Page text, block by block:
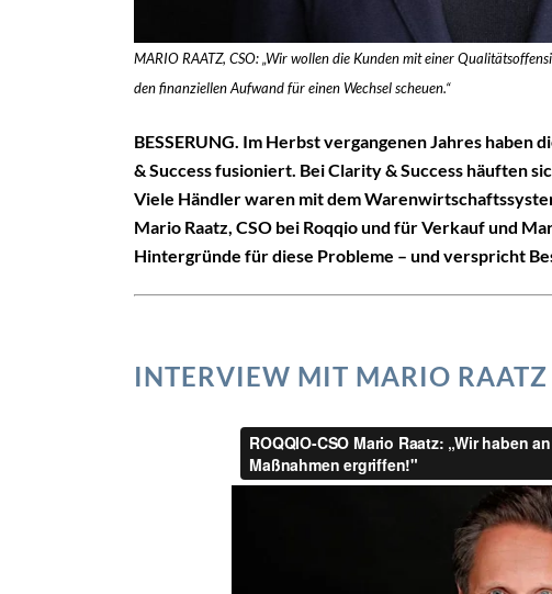
MARIO RAATZ, CSO: „Wir wollen die Kunden mit einer
den finanziellen Aufwand für einen Wechsel scheuen.“
BESSERUNG. Im Herbst vergangenen Jahres
& Success fusioniert. Bei Clarity & Success häuften
Viele Händler waren mit dem
Mario Raatz, CSO bei Roqqio und für Verkauf und
Hintergründe für diese Probleme – und verspricht
INTERVIEW MIT MARIO RAATZ